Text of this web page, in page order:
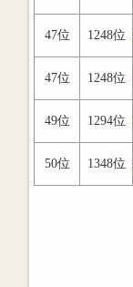
47位 1248位
47位 1248位
49位 1294位
50位 1348位